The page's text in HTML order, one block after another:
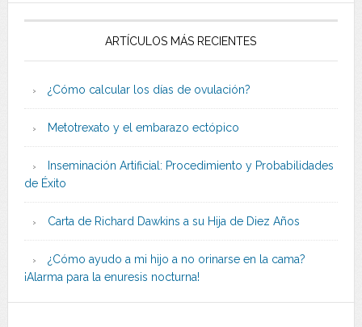
ARTÍCULOS MÁS RECIENTES
¿Cómo calcular los días de ovulación?
Metotrexato y el embarazo ectópico
Inseminación Artificial: Procedimiento y Probabilidades
de Éxito
Carta de Richard Dawkins a su Hija de Diez Años
¿Cómo ayudo a mi hijo a no orinarse en la cama?
¡Alarma para la enuresis nocturna!